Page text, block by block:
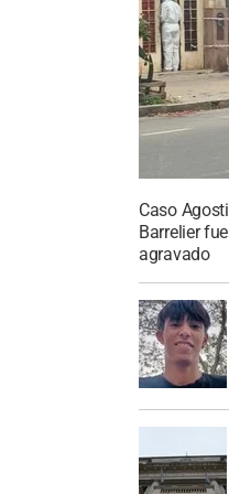
Caso
Barrelier
agravado